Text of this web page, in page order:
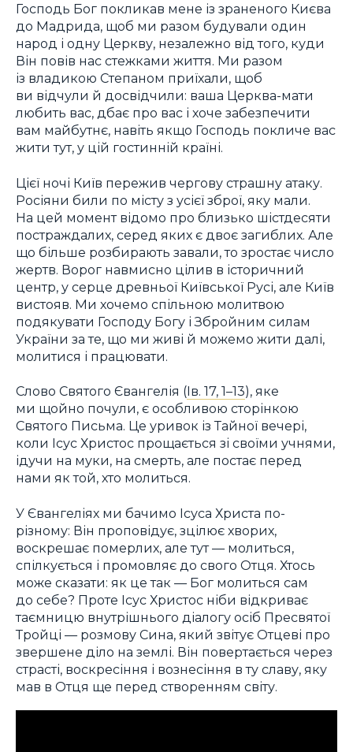
Господь Бог покликав мене із зраненого Києва
до Мадрида, щоб ми разом будували один
народ і одну Церкву, незалежно від того, куди
Він повів нас стежками життя. Ми разом
із владикою Степаном приїхали, щоб
ви відчули й досвідчили: ваша Церква-мати
любить вас, дбає про вас і хоче забезпечити
вам майбутнє, навіть якщо Господь покличе вас
жити тут, у цій гостинній країні.
Цієї ночі Київ пережив чергову страшну атаку.
Росіяни били по місту з усієї зброї, яку мали.
На цей момент відомо про близько шістдесяти
постраждалих, серед яких є двоє загиблих. Але
що більше розбирають завали, то зростає число
жертв. Ворог навмисно цілив в історичний
центр, у серце древньої Київської Русі, але Київ
вистояв. Ми хочемо спільною молитвою
подякувати Господу Богу і Збройним силам
України за те, що ми живі й можемо жити далі,
молитися і працювати.
Слово Святого Євангелія (Ів. 17, 1–13), яке
ми щойно почули, є особливою сторінкою
Святого Письма. Це уривок із Тайної вечері,
коли Ісус Христос прощається зі своїми учнями,
ідучи на муки, на смерть, але постає перед
нами як той, хто молиться.
У Євангеліях ми бачимо Ісуса Христа по-
різному: Він проповідує, зцілює хворих,
воскрешає померлих, але тут — молиться,
спілкується і промовляє до свого Отця. Хтось
може сказати: як це так — Бог молиться сам
до себе? Проте Ісус Христос ніби відкриває
таємницю внутрішнього діалогу осіб Пресвятої
Тройці — розмову Сина, який звітує Отцеві про
звершене діло на землі. Він повертається через
страсті, воскресіння і вознесіння в ту славу, яку
мав в Отця ще перед створенням світу.